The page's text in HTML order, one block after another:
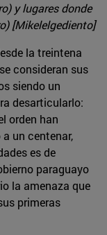
y lugares donde
[Mikelelgediento]
la treintena
consideran sus
siendo un
desarticularlo:
orden han
un centenar,
es de
paraguayo
la amenaza que
primeras